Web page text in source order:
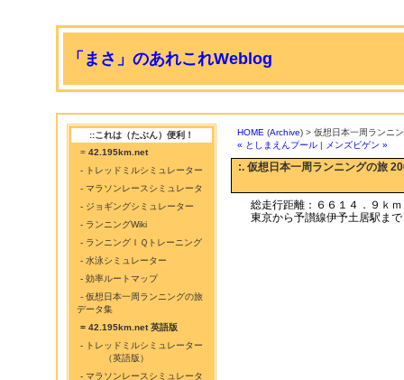
「まさ」のあれこれWeblog
::これは（たぶん）便利！
= 42.195km.net
- トレッドミルシミュレーター
- マラソンレースシミュレータ
- ジョギングシミュレーター
- ランニングWiki
- ランニングＩＱトレーニング
- 水泳シミュレーター
- 効率ルートマップ
- 仮想日本一周ランニングの旅
データ集
= 42.195km.net 英語版
- トレッドミルシミュレーター
（英語版）
- マラソンレースシミュレータ
HOME (Archive) > 仮想日本一周ランニ
« としまえんプール | メンズビゲン »
:. 仮想日本一周ランニングの旅
総走行距離：６６１４．９ｋｍ
東京から予讃線伊予土居駅まで